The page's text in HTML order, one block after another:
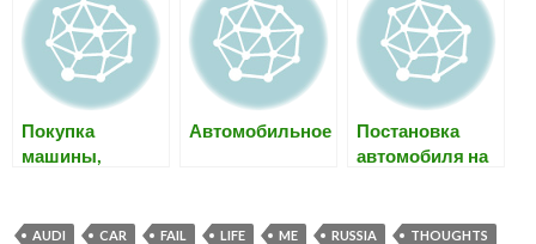
купаемся
Покупка
машины,
учет
Автомобильное
Постановка
автомобиля на
AUDI CAR FAIL LIFE ME RUSSIA THOUGHTS